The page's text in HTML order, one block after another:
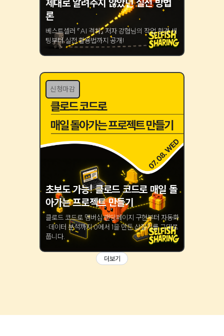
제대로 알려주지 않았던 실전 방법
론
베스트셀러 『AI 격차』 저자 강협님의 작업 환경 세
팅부터 실전 활용법까지 공개!
신청마감
초보도 가능! 클로드 코드로 매일 돌
아가는 프로젝트 만들기
클로드 코드로 멤버십 랜딩페이지 구현부터 자동화
·데이터 분석까지 0에서 1을 만든 삽질기를 그대로
풉니다.
더보기